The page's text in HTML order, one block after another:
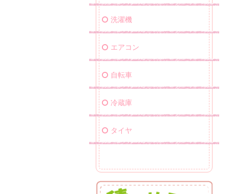
洗濯機
エアコン
自転車
冷蔵庫
タイヤ